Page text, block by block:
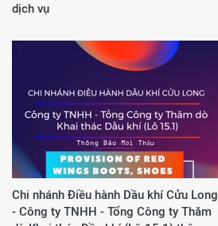
dịch vụ
Chi nhánh Điều hành Dầu khí Cửu Long
- Công ty TNHH - Tổng Công ty Thăm